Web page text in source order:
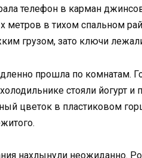
телефон в карман
метров в тихом спальном
грузом, зато ключи
прошла по комнатам.
стояли йогурт
цветок в пластиковом
нахлынули неожиданно.